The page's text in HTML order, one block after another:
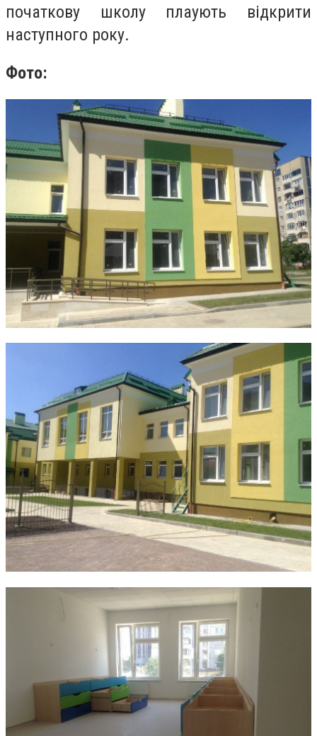
початкову школу плаують відкрити
наступного року.
Фото: